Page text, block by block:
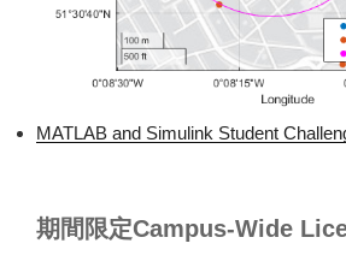
MATLAB and Simulink Student
期間限定Campus-Wide